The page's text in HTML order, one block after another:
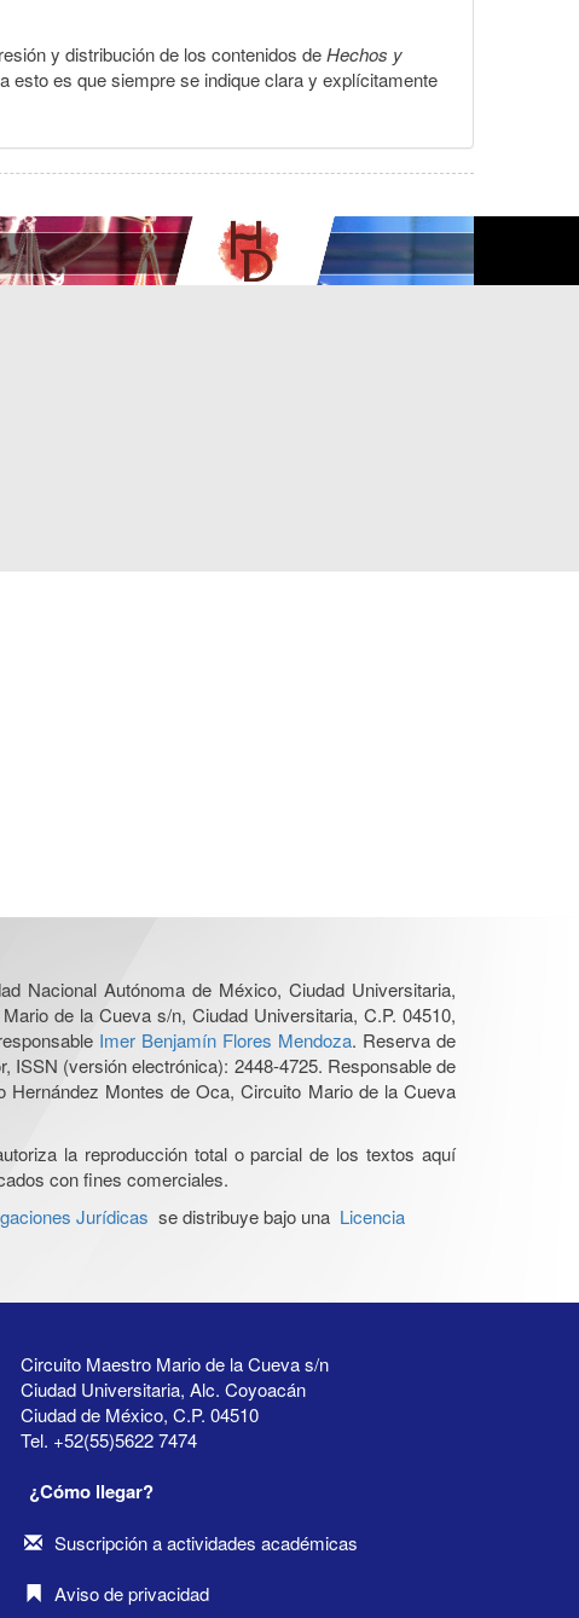
y distribución de los contenidos deHechos y
esto es que siempre se indique clara y explícitamente
Nacional Autónoma de México, Ciudad Universitaria,
de la Cueva s/n, Ciudad Universitaria, C.P. 04510,
Imer Benjamín Flores Mendoza. Reserva de
ISSN (versión electrónica): 2448-4725. Responsable de
Montes de Oca, Circuito Mario de la Cueva
la reproducción total o parcial de los textos aquí
con fines comerciales.
Jurídicas se distribuye bajo una Licencia
Circuito Maestro Mario de la Cueva s/n
Ciudad Universitaria, Alc. Coyoacán
Ciudad de México, C.P. 04510
Tel. +52(55)5622 7474
¿Cómo llegar?
Suscripción a actividades académicas
Aviso de privacidad